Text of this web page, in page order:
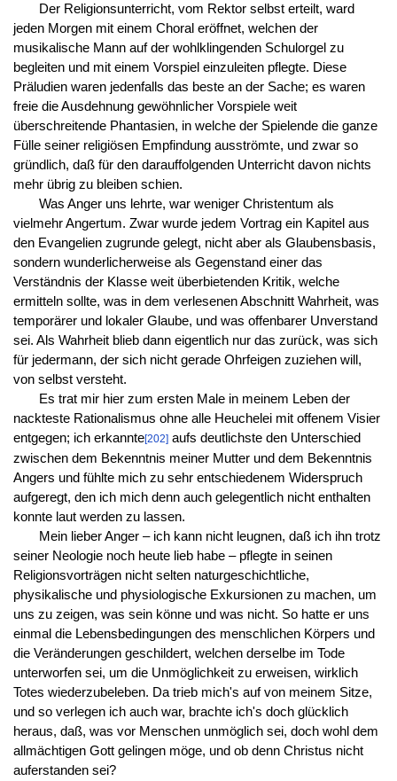
Der Religionsunterricht, vom Rektor selbst erteilt, ward
jeden Morgen mit einem Choral eröffnet, welchen der
musikalische Mann auf der wohlklingenden Schulorgel zu
begleiten und mit einem Vorspiel einzuleiten pflegte. Diese
Präludien waren jedenfalls das beste an der Sache; es waren
freie die Ausdehnung gewöhnlicher Vorspiele weit
überschreitende Phantasien, in welche der Spielende die ganze
Fülle seiner religiösen Empfindung ausströmte, und zwar so
gründlich, daß für den darauffolgenden Unterricht davon nichts
mehr übrig zu bleiben schien.
Was Anger uns lehrte, war weniger Christentum als
vielmehr Angertum. Zwar wurde jedem Vortrag ein Kapitel aus
den Evangelien zugrunde gelegt, nicht aber als Glaubensbasis,
sondern wunderlicherweise als Gegenstand einer das
Verständnis der Klasse weit überbietenden Kritik, welche
ermitteln sollte, was in dem verlesenen Abschnitt Wahrheit, was
temporärer und lokaler Glaube, und was offenbarer Unverstand
sei. Als Wahrheit blieb dann eigentlich nur das zurück, was sich
für jedermann, der sich nicht gerade Ohrfeigen zuziehen will,
von selbst versteht.
Es trat mir hier zum ersten Male in meinem Leben der
nackteste Rationalismus ohne alle Heuchelei mit offenem Visier
entgegen; ich erkannte[202]aufs deutlichste den Unterschied
zwischen dem Bekenntnis meiner Mutter und dem Bekenntnis
Angers und fühlte mich zu sehr entschiedenem Widerspruch
aufgeregt, den ich mich denn auch gelegentlich nicht enthalten
konnte laut werden zu lassen.
Mein lieber Anger – ich kann nicht leugnen, daß ich ihn trotz
seiner Neologie noch heute lieb habe – pflegte in seinen
Religionsvorträgen nicht selten naturgeschichtliche,
physikalische und physiologische Exkursionen zu machen, um
uns zu zeigen, was sein könne und was nicht. So hatte er uns
einmal die Lebensbedingungen des menschlichen Körpers und
die Veränderungen geschildert, welchen derselbe im Tode
unterworfen sei, um die Unmöglichkeit zu erweisen, wirklich
Totes wiederzubeleben. Da trieb mich's auf von meinem Sitze,
und so verlegen ich auch war, brachte ich's doch glücklich
heraus, daß, was vor Menschen unmöglich sei, doch wohl dem
allmächtigen Gott gelingen möge, und ob denn Christus nicht
auferstanden sei?